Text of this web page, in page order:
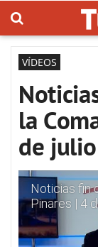
VÍDEOS
la
de
Noticias fin
Pinares | 4